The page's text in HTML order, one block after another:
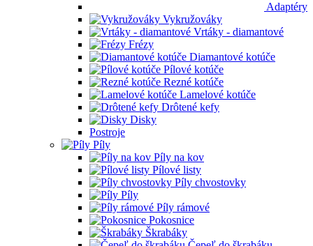
Adaptéry
Vykružováky
Vrtáky - diamantové
Frézy
Diamantové kotúče
Pílové kotúče
Rezné kotúče
Lamelové kotúče
Drôtené kefy
Disky
Postroje
Píly
Píly na kov
Pílové listy
Píly chvostovky
Píly
Píly rámové
Pokosnice
Škrabáky